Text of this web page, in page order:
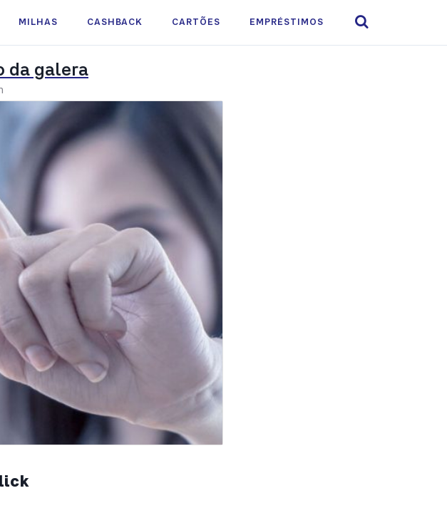
MILHAS CASHBACK CARTÕES EMPRÉSTIMOS 
da galera